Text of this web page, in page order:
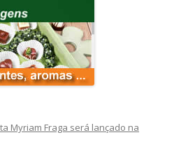
Myriam Fraga será lançado na